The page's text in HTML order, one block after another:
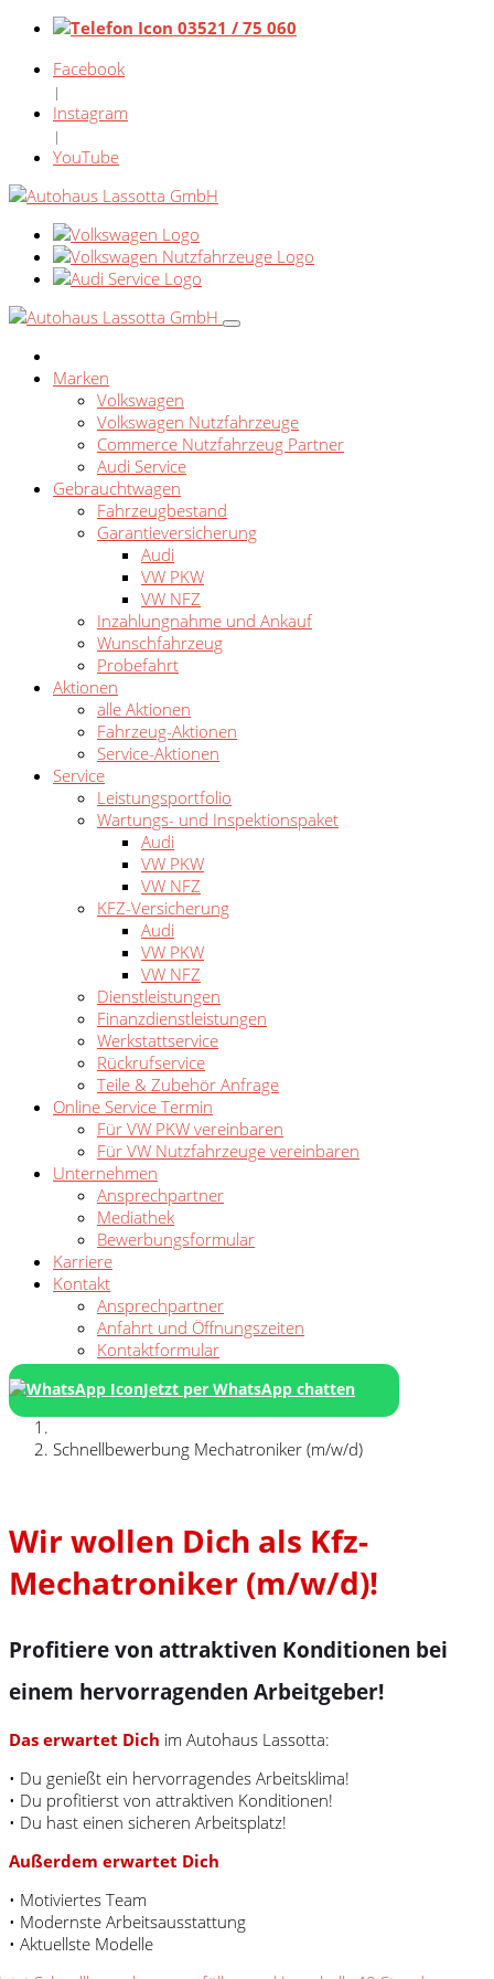
03521 / 75 060
Facebook
|
Instagram
|
YouTube
Marken
Volkswagen
Volkswagen Nutzfahrzeuge
Commerce Nutzfahrzeug Partner
Audi Service
Gebrauchtwagen
Fahrzeugbestand
Garantieversicherung
Audi
VW PKW
VW NFZ
Inzahlungnahme und Ankauf
Wunschfahrzeug
Probefahrt
Aktionen
alle Aktionen
Fahrzeug-Aktionen
Service-Aktionen
Service
Leistungsportfolio
Wartungs- und Inspektionspaket
Audi
VW PKW
VW NFZ
KFZ-Versicherung
Audi
VW PKW
VW NFZ
Dienstleistungen
Finanzdienstleistungen
Werkstattservice
Rückrufservice
Teile & Zubehör Anfrage
Online Service Termin
Für VW PKW vereinbaren
Für VW Nutzfahrzeuge vereinbaren
Unternehmen
Ansprechpartner
Mediathek
Bewerbungsformular
Karriere
Kontakt
Ansprechpartner
Anfahrt und Öffnungszeiten
Kontaktformular
Jetzt per WhatsApp chatten
Schnellbewerbung Mechatroniker (m/w/d)
Wir wollen Dich als Kfz-
Mechatroniker (m/w/d)!
Profitiere von attraktiven Konditionen bei
einem hervorragenden Arbeitgeber!
Das erwartet Dich im Autohaus Lassotta:
• Du genießt ein hervorragendes Arbeitsklima!
• Du profitierst von attraktiven Konditionen!
• Du hast einen sicheren Arbeitsplatz!
Außerdem erwartet Dich
• Motiviertes Team
• Modernste Arbeitsausstattung
• Aktuellste Modelle